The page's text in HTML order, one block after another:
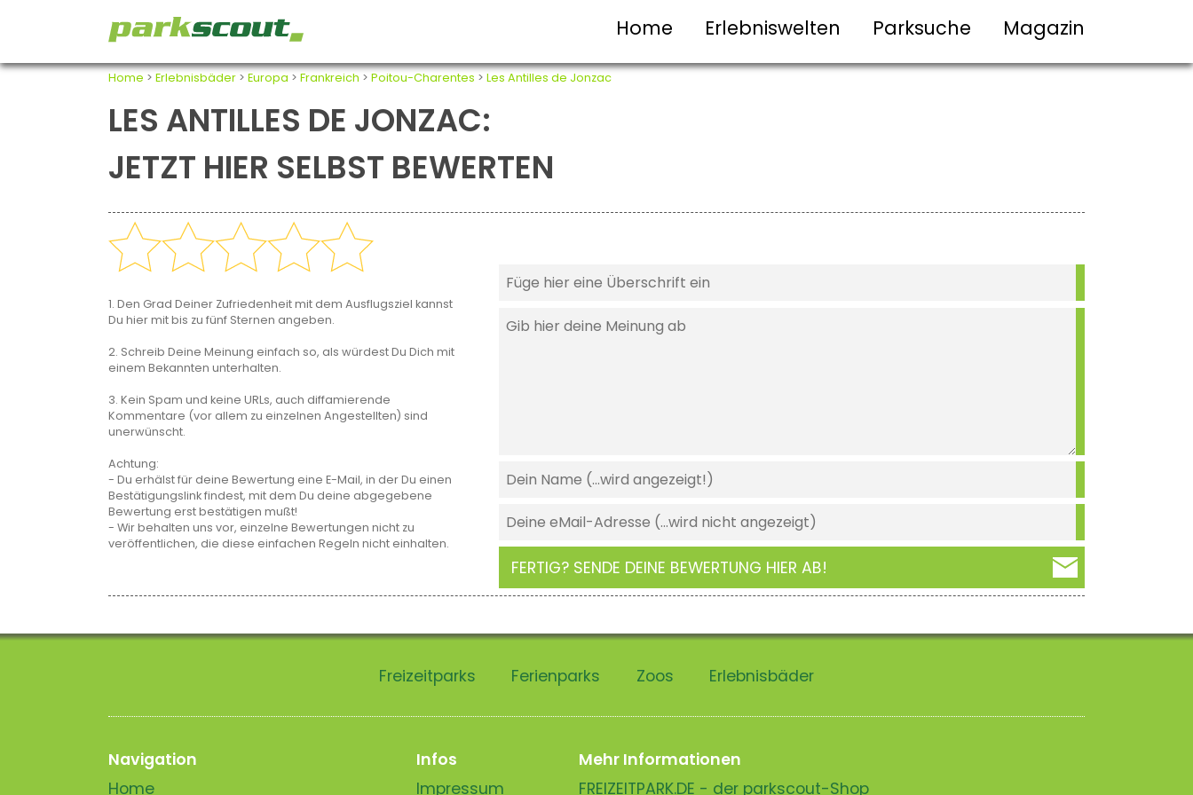
Home Erlebniswelten Parksuche Magazin
Home > Erlebnisbäder > Europa > Frankreich > Poitou-Charentes > Les Antilles de Jonzac
LES ANTILLES DE JONZAC:
JETZT HIER SELBST BEWERTEN
1. Den Grad Deiner Zufriedenheit mit dem Ausflugsziel kannst
Du hier mit bis zu fünf Sternen angeben.
2. Schreib Deine Meinung einfach so, als würdest Du Dich mit
einem Bekannten unterhalten.
3. Kein Spam und keine URLs, auch diffamierende
Kommentare (vor allem zu einzelnen Angestellten) sind
unerwünscht.
Achtung:
- Du erhälst für deine Bewertung eine E-Mail, in der Du einen
Bestätigungslink findest, mit dem Du deine abgegebene
Bewertung erst bestätigen mußt!
- Wir behalten uns vor, einzelne Bewertungen nicht zu
veröffentlichen, die diese einfachen Regeln nicht einhalten.
FERTIG? SENDE DEINE BEWERTUNG HIER AB!
Freizeitparks Ferienparks Zoos Erlebnisbäder
Navigation
Home
Infos
Impressum
Mehr Informationen
FREIZEITPARK.DE - der parkscout-Shop